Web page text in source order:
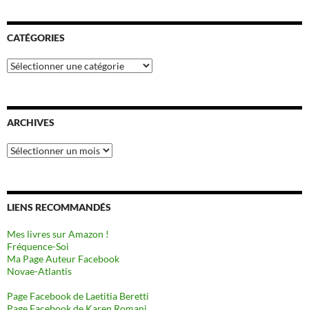
CATÉGORIES
Catégories
ARCHIVES
Archives
LIENS RECOMMANDÉS
Mes livres sur Amazon !
Fréquence-Soi
Ma Page Auteur Facebook
Novae-Atlantis
Page Facebook de Laetitia Beretti